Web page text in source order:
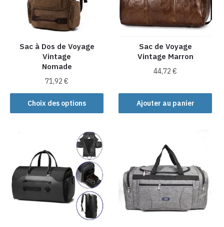
Sac à Dos de Voyage
Vintage
Nomade
71,92€
Choix des options
Ce
produit
plusieurs
variations.
Les
options
peuvent
être
choisies
Sac de Voyage
Vintage Marron
44,72€
Ajouter au panier